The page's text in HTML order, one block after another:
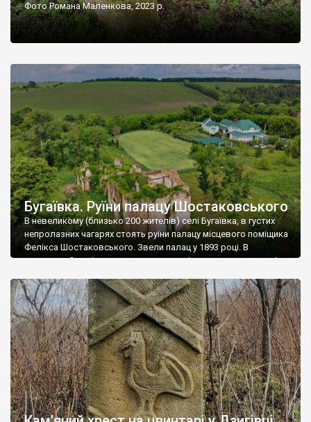
Фото Романа Маленкова, 2023 р.
Бугаївка. Руїни палацу Шостаковського
В невеликому (близько 200 жителів) селі Бугаївка, в густих
непролазних чагарях стоять руїни палацу місцевого поміщика
Фелікса Шостаковського. Звели палац у 1893 році. В
радянський період у ньому спочатку містилася школа, потім
століття тут розмістили туберкульозну лікарню. Коли із
палацу виїхала лікарня – ми точно не […]